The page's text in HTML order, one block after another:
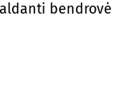
bendrovė